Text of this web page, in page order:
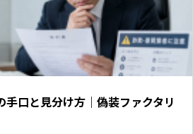
手口と見分け方｜偽装ファクタリ